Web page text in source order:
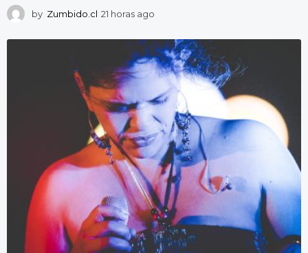
by Zumbido.cl 21 horas ago
h
o
r
a
a
g
o